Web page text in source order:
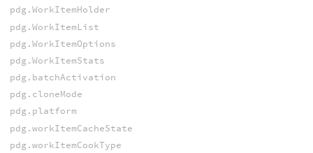
pdg.WorkItemHolder
pdg.WorkItemList
pdg.WorkItemOptions
pdg.WorkItemStats
pdg.batchActivation
pdg.cloneMode
pdg.platform
pdg.workItemCacheState
pdg.workItemCookType